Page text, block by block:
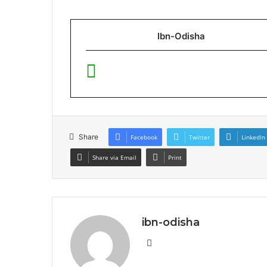
Ibn-Odisha
Share Facebook Twitter LinkedIn
Share via Email Print
ibn-odisha
Website